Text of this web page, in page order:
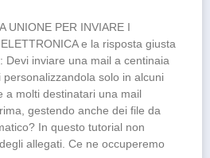
UNIONE PER INVIARE I
e la risposta giusta
Devi inviare una mail a centinaia
solo in alcuni
a molti destinatari una mail
gestendo anche dei file da
In questo tutorial non
allegati. Ce ne occuperemo